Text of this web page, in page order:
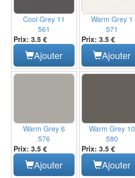
Cool Grey 11
561
Prix: 3.5 €
Ajouter
Warm Grey 1
571
Prix: 3.5 €
Ajouter
Warm Grey 6
576
Prix: 3.5 €
Ajouter
Warm Grey 10
580
Prix: 3.5 €
Ajouter